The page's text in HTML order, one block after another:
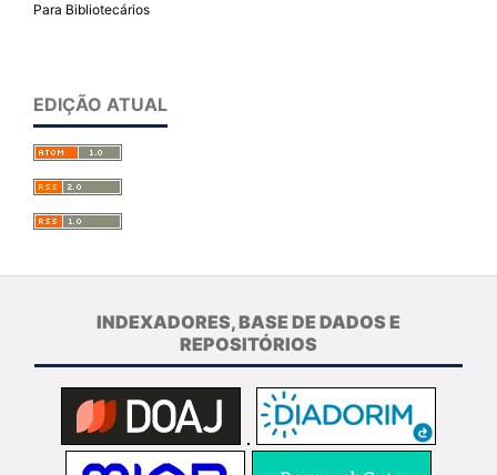
Para Bibliotecários
EDIÇÃO ATUAL
INDEXADORES, BASE DE DADOS E
REPOSITÓRIOS